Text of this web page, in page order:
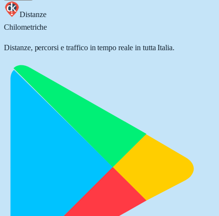
Distanze
Chilometriche
Distanze, percorsi e traffico in tempo reale in tutta Italia.